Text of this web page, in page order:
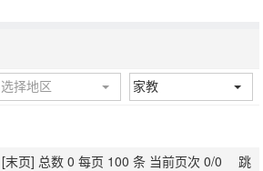
选择地区 家教
[末页] 总数 0 每页 100 条 当前页次 0/0 跳